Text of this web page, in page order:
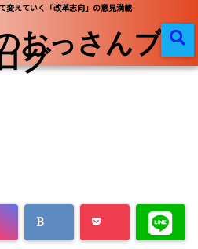
変えていく「改革志向」の意見満載
おっさんブ
グ